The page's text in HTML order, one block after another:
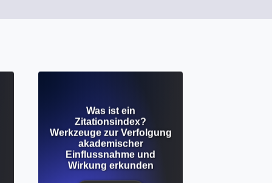
Was ist ein
Zitationsindex?
Werkzeuge zur Verfolgung
akademischer
Einflussnahme und
Wirkung erkunden